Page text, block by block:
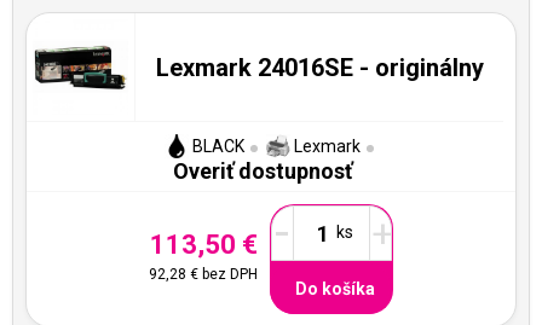
Lexmark 24016SE - originálny
BLACK Lexmark
Overiť dostupnosť
113,50 €
92,28 € bez DPH
- +
Do košíka